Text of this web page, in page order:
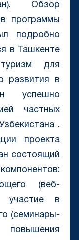
Обзор
программы
подробно
в Ташкенте
для
развития в
успешно
частных
.
проекта
состоящий
(веб-
участие в
(семинары-